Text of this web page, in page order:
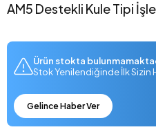
AM5 Destekli Kule Tipi
Ürün stokta
Stok Yenilendiğinde İlk Sizin
Gelince Haber Ver